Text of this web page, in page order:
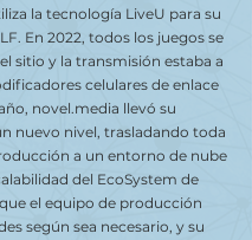
la tecnología LiveU para su
En 2022, todos los juegos se
sitio y la transmisión estaba a
celulares de enlace
novel.media llevó su
nuevo nivel, trasladando toda
a un entorno de nube
del EcoSystem de
el equipo de producción
según sea necesario, y su